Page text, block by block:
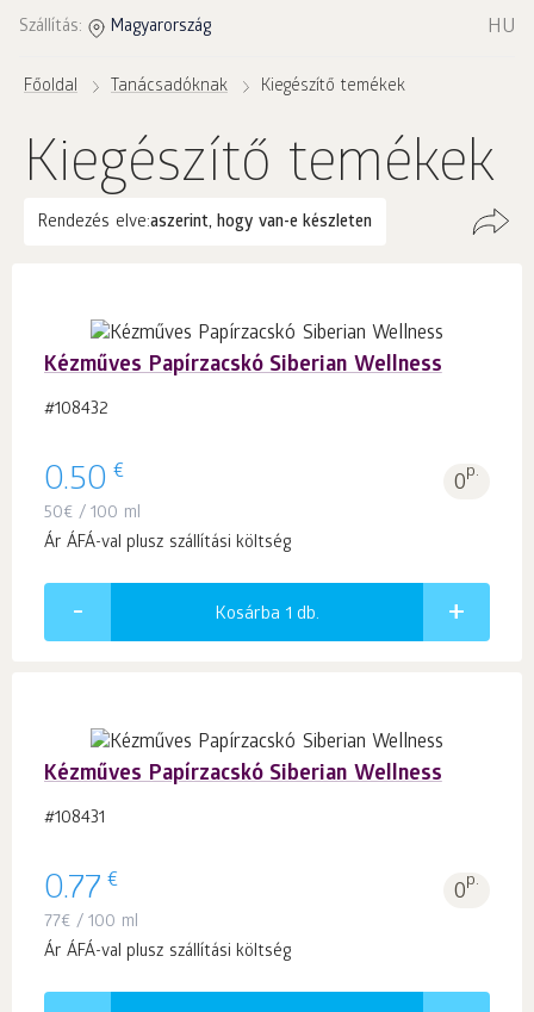
Szállítás: Magyarország HU
Főoldal Tanácsadóknak Kiegészítő temékek
Kiegészítő temékek
Rendezés elve:aszerint, hogy van-e készleten
Kézműves Papírzacskó Siberian Wellness
#108432
0.50 € 0p.
50€ / 100 ml
Ár ÁFÁ-val plusz szállítási költség
Kosárba 1 db.
Kézműves Papírzacskó Siberian Wellness
#108431
0.77 € 0p.
77€ / 100 ml
Ár ÁFÁ-val plusz szállítási költség